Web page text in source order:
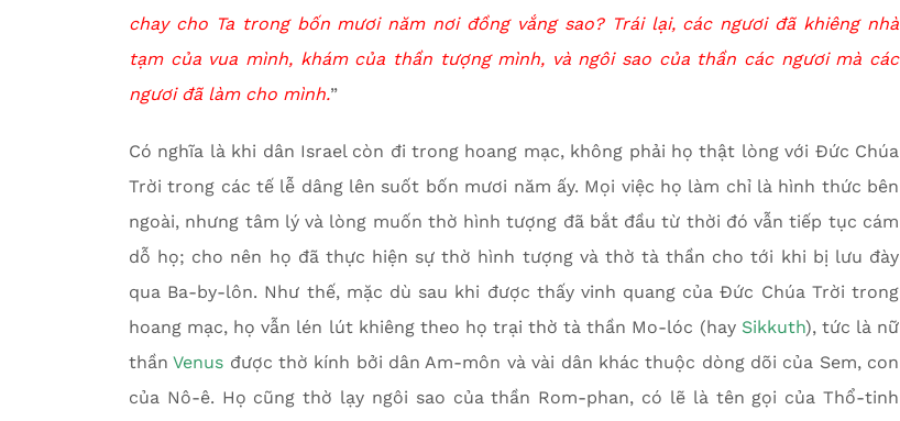
chay cho Ta trong bốn mươi năm nơi đồng vắng sao? Trái lại, các ngươi đã khiêng nhà
tạm của vua mình, khám của thần tượng mình, và ngôi sao của thần các ngươi mà các
ngươi đã làm cho mình.”
Có nghĩa là khi dân Israel còn đi trong hoang mạc, không phải họ thật lòng với Đức Chúa
Trời trong các tế lễ dâng lên suốt bốn mươi năm ấy. Mọi việc họ làm chỉ là hình thức bên
ngoài, nhưng tâm lý và lòng muốn thờ hình tượng đã bắt đầu từ thời đó vẫn tiếp tục cám
dỗ họ; cho nên họ đã thực hiện sự thờ hình tượng và thờ tà thần cho tới khi bị lưu đày
qua Ba-by-lôn. Như thế, mặc dù sau khi được thấy vinh quang của Đức Chúa Trời trong
hoang mạc, họ vẫn lén lút khiêng theo họ trại thờ tà thần Mo-lóc (hay Sikkuth), tức là nữ
thầnVenus được thờ kính bởi dân Am-môn và vài dân khác thuộc dòng dõi của Sem, con
của Nô-ê. Họ cũng thờ lạy ngôi sao của thần Rom-phan, có lẽ là tên gọi của Thổ-tinh